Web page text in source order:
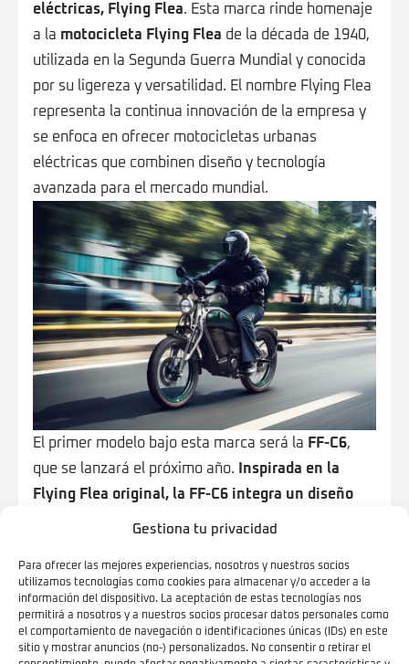
Gestiona tu privacidad
Para ofrecer las mejores experiencias, nosotros y nuestros socios
utilizamos tecnologías como cookies para almacenar y/o acceder a la
información del dispositivo. La aceptación de estas tecnologías nos
permitirá a nosotros y a nuestros socios procesar datos personales como
el comportamiento de navegación o identificaciones únicas (IDs) en este
sitio y mostrar anuncios (no-) personalizados. No consentir o retirar el
eléctricas, Flying Flea. Esta marca rinde homenaje
a la motocicleta Flying Flea de la década de 1940,
utilizada en la Segunda Guerra Mundial y conocida
por su ligereza y versatilidad. El nombre Flying Flea
representa la continua innovación de la empresa y
se enfoca en ofrecer motocicletas urbanas
eléctricas que combinen diseño y tecnología
avanzada para el mercado mundial.
El primer modelo bajo esta marca será la FF-C6,
que se lanzará el próximo año.
Inspirada en la
Flying Flea original, la FF-C6 integra un diseño
retrofuturista con tecnología de vanguardia
forjado, una reinvención del diseño clásico de las
motocicletas anteriores a los años 30, y un chasis
de aluminio que asegura ligereza y resistencia.
Además, la caja de batería de magnesio está